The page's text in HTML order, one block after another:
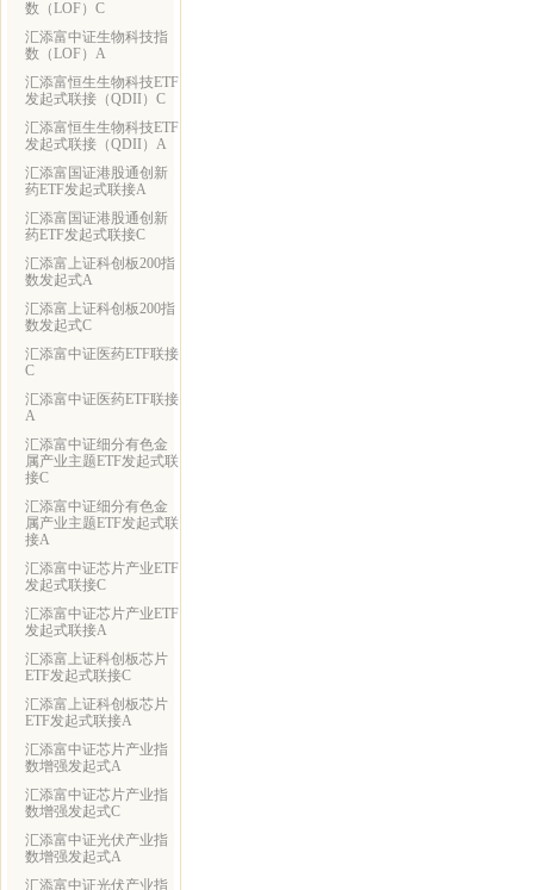
数（LOF）C
汇添富中证生物科技指
数（LOF）A
汇添富恒生生物科技ETF
发起式联接（QDII）C
汇添富恒生生物科技ETF
发起式联接（QDII）A
汇添富国证港股通创新
药ETF发起式联接A
汇添富国证港股通创新
药ETF发起式联接C
汇添富上证科创板200指
数发起式A
汇添富上证科创板200指
数发起式C
汇添富中证医药ETF联接
C
汇添富中证医药ETF联接
A
汇添富中证细分有色金
属产业主题ETF发起式联
接C
汇添富中证细分有色金
属产业主题ETF发起式联
接A
汇添富中证芯片产业ETF
发起式联接C
汇添富中证芯片产业ETF
发起式联接A
汇添富上证科创板芯片
ETF发起式联接C
汇添富上证科创板芯片
ETF发起式联接A
汇添富中证芯片产业指
数增强发起式A
汇添富中证芯片产业指
数增强发起式C
汇添富中证光伏产业指
数增强发起式A
汇添富中证光伏产业指